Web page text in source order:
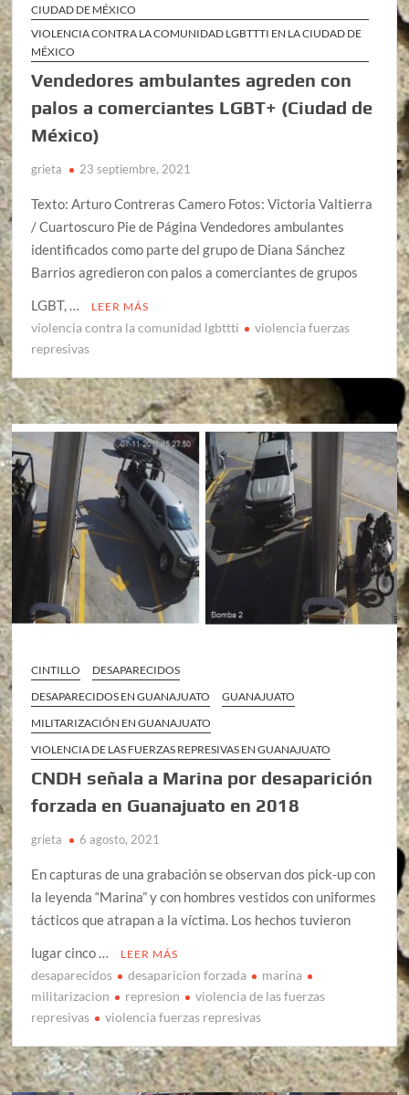
CIUDAD DE MÉXICO
VIOLENCIA CONTRA LA COMUNIDAD LGBTTTI EN LA CIUDAD DE
MÉXICO
Vendedores ambulantes agreden con
palos a comerciantes LGBT+ (Ciudad de
México)
grieta 23 septiembre, 2021
Texto: Arturo Contreras Camero Fotos: Victoria Valtierra
/ Cuartoscuro Pie de Página Vendedores ambulantes
identificados como parte del grupo de Diana Sánchez
Barrios agredieron con palos a comerciantes de grupos
LGBT, …
LEER MÁS
violencia contra la comunidad lgbttti
violencia fuerzas
represivas
CINTILLO
DESAPARECIDOS
DESAPARECIDOS EN GUANAJUATO
GUANAJUATO
MILITARIZACIÓN EN GUANAJUATO
VIOLENCIA DE LAS FUERZAS REPRESIVAS EN GUANAJUATO
CNDH señala a Marina por desaparición
forzada en Guanajuato en 2018
grieta 6 agosto, 2021
En capturas de una grabación se observan dos pick-up con
la leyenda “Marina” y con hombres vestidos con uniformes
tácticos que atrapan a la víctima. Los hechos tuvieron
lugar cinco …
LEER MÁS
desaparecidos desaparicion forzada
marina
militarizacion
represion
violencia de las fuerzas
represivas
violencia fuerzas represivas